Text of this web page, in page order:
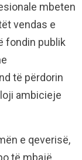
mbeten
vendas e
fondin publik
të përdorin
ambicieje
e qeverisë,